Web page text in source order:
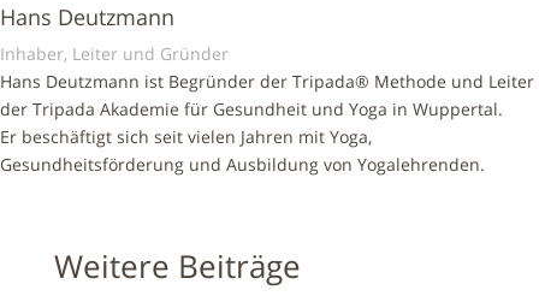
Hans Deutzmann
Inhaber, Leiter und Gründer
Hans Deutzmann ist Begründer der Tripada® Methode und Leiter
der Tripada Akademie für Gesundheit und Yoga in Wuppertal.
Er beschäftigt sich seit vielen Jahren mit Yoga,
Gesundheitsförderung und Ausbildung von Yogalehrenden.
Weitere Beiträge